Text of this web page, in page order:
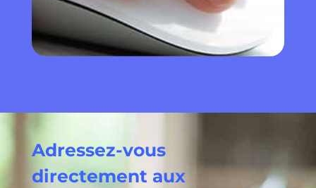
Adressez-vous
directement aux